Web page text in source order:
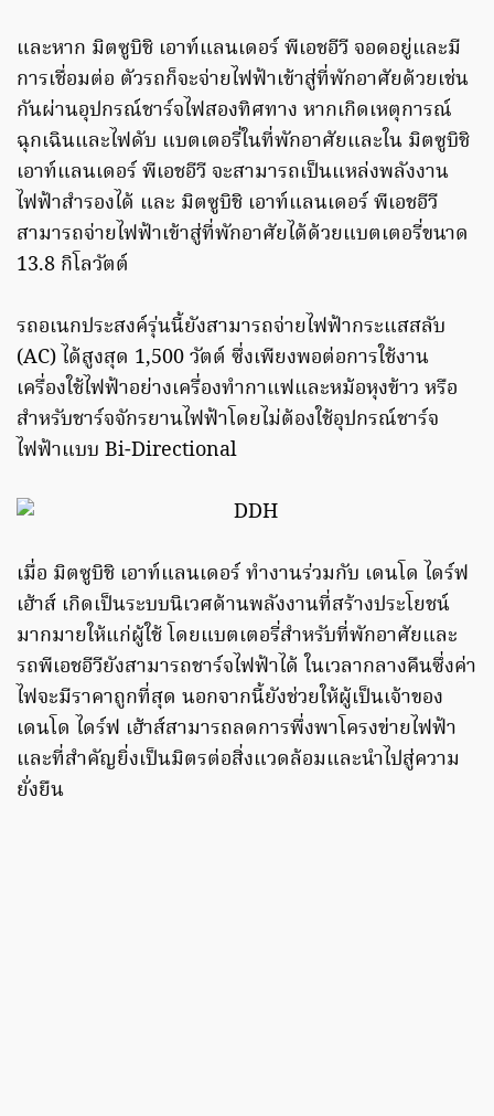
และหาก มิตซูบิชิ เอาท์แลนเดอร์ พีเอชอีวี จอดอยู่และมี
การเชื่อมต่อ ตัวรถก็จะจ่ายไฟฟ้าเข้าสู่ที่พักอาศัยด้วยเช่น
กันผ่านอุปกรณ์ชาร์จไฟสองทิศทาง หากเกิดเหตุการณ์
ฉุกเฉินและไฟดับ แบตเตอรี่ในที่พักอาศัยและใน มิตซูบิชิ
เอาท์แลนเดอร์ พีเอชอีวี จะสามารถเป็นแหล่งพลังงาน
ไฟฟ้าสำรองได้ และ มิตซูบิชิ เอาท์แลนเดอร์ พีเอชอีวี
สามารถจ่ายไฟฟ้าเข้าสู่ที่พักอาศัยได้ด้วยแบตเตอรี่ขนาด
13.8 กิโลวัตต์
รถอเนกประสงค์รุ่นนี้ยังสามารถจ่ายไฟฟ้ากระแสสลับ
(AC) ได้สูงสุด 1,500 วัตต์ ซึ่งเพียงพอต่อการใช้งาน
เครื่องใช้ไฟฟ้าอย่างเครื่องทำกาแฟและหม้อหุงข้าว หรือ
สำหรับชาร์จจักรยานไฟฟ้าโดยไม่ต้องใช้อุปกรณ์ชาร์จ
ไฟฟ้าแบบ Bi-Directional
เมื่อ มิตซูบิชิ เอาท์แลนเดอร์ ทำงานร่วมกับ เดนโด ไดร์ฟ
เฮ้าส์ เกิดเป็นระบบนิเวศด้านพลังงานที่สร้างประโยชน์
มากมายให้แก่ผู้ใช้ โดยแบตเตอรี่สำหรับที่พักอาศัยและ
รถพีเอชอีวียังสามารถชาร์จไฟฟ้าได้ ในเวลากลางคืนซึ่งค่า
ไฟจะมีราคาถูกที่สุด นอกจากนี้ยังช่วยให้ผู้เป็นเจ้าของ
เดนโด ไดร์ฟ เฮ้าส์สามารถลดการพึ่งพาโครงข่ายไฟฟ้า
และที่สำคัญยิ่งเป็นมิตรต่อสิ่งแวดล้อมและนำไปสู่ความ
ยั่งยืน